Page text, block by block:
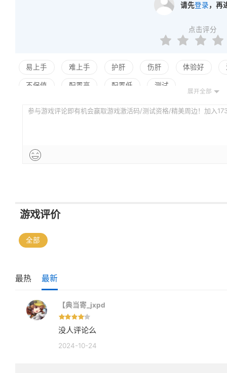
请先登录，再
点击评分
易上手 难上手 护肝 伤肝 体验好
不保值 配置高 配置低 测试
展开全部
参与游戏评论即有机会赢取游戏激活码/测试资格/精美周边！加入
游戏评价
全部
最热 最新
【典当寄_jxpd
没人评论么
2024-10-24